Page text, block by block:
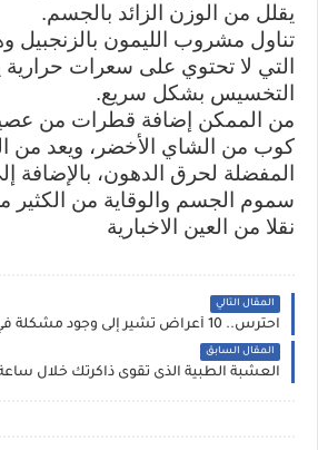
يقلل من الوزن الزائد بالجسم.
تناول مشروب الليمون بالزنجبيل
التي لا تحتوي على سعرات
التخسيس بشكل سريع.
من الممكن إضافة قطرات من
كوب من الشاي الأخضر، ويعد من
المفضلة لحرق الدهون، بالإضافة
سموم الجسم والوقاية من الكثير
نقلا من العين الاخبارية
المقال التالي
احترس.. 10 أعراض تشير إلى وجود مشكلة في الكبد
المقال السابق
العشبة الطبية الذى تقوى ذاكرتك خلال